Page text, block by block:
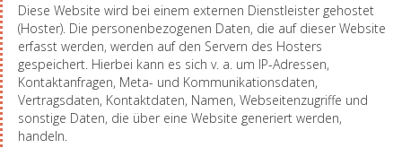
Diese Website wird bei einem externen Dienstleister gehostet
(Hoster). Die personenbezogenen Daten, die auf dieser Website
erfasst werden, werden auf den Servern des Hosters
gespeichert. Hierbei kann es sich v. a. um IP-Adressen,
Kontaktanfragen, Meta- und Kommunikationsdaten,
Vertragsdaten, Kontaktdaten, Namen, Webseitenzugriffe und
sonstige Daten, die über eine Website generiert werden,
handeln.